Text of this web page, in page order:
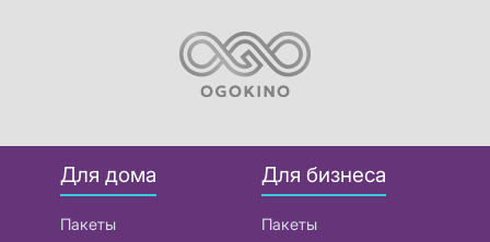
Для дома
Пакеты
Для бизнеса
Пакеты